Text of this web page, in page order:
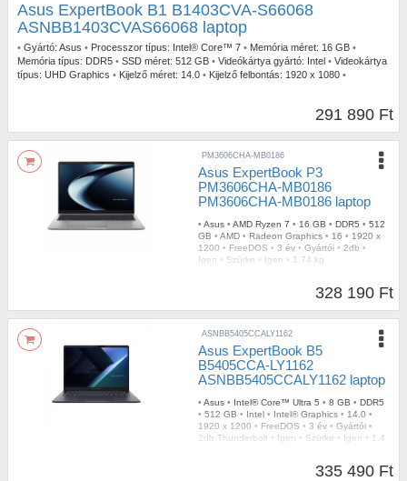
Asus ExpertBook B1 B1403CVA-S66068
ASNBB1403CVAS66068 laptop
• Gyártó: Asus • Processzor típus: Intel® Core™ 7 • Memória méret: 16 GB •
Memória típus: DDR5 • SSD méret: 512 GB • Videókártya gyártó: Intel • Videokártya
típus: UHD Graphics • Kijelző méret: 14.0 • Kijelző felbontás: 1920 x 1080 •
291 890 Ft
PM3606CHA-MB0186
Asus ExpertBook P3
PM3606CHA-MB0186
PM3606CHA-MB0186 laptop
• Asus • AMD Ryzen 7 • 16 GB • DDR5 • 512
GB • AMD • Radeon Graphics • 16 • 1920 x
1200 • FreeDOS • 3 év • Gyártói • 2db •
Igen • Szürke • Igen • 1,74 kg
328 190 Ft
ASNBB5405CCALY1162
Asus ExpertBook B5
B5405CCA-LY1162
ASNBB5405CCALY1162 laptop
• Asus • Intel® Core™ Ultra 5 • 8 GB • DDR5
• 512 GB • Intel • Intel® Graphics • 14.0 •
1920 x 1200 • FreeDOS • 3 év • Gyártói •
2db Thunderbolt • Igen • Szürke • Igen • 1,4
335 490 Ft